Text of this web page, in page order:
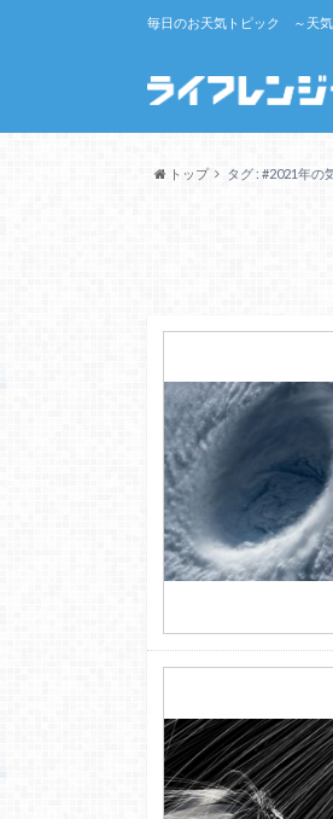
毎日のお天気トピック ～天気
トップ タグ : #2021年の